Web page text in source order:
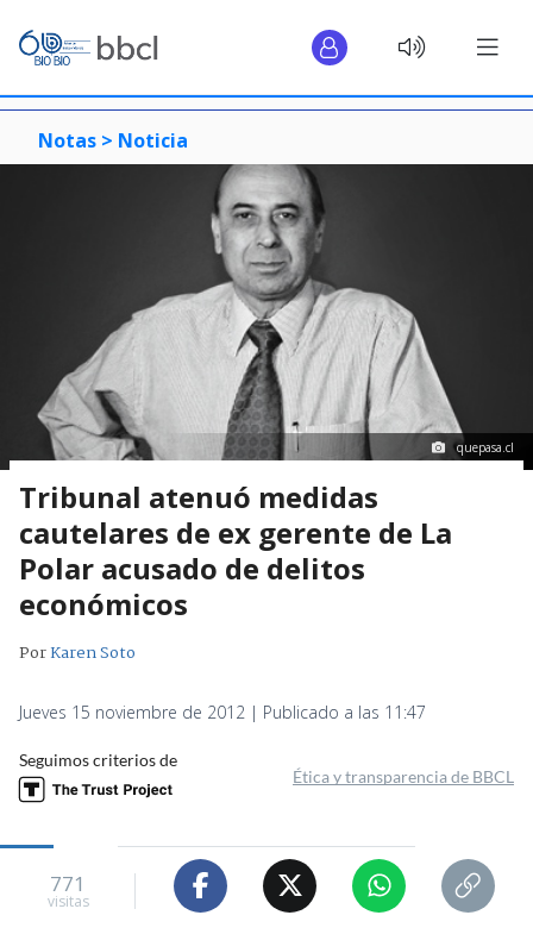
Notas > Noticia
quepasa.cl
Tribunal atenuó medidas
cautelares de ex gerente de La
Polar acusado de delitos
económicos
PorKaren Soto
Jueves 15 noviembre de 2012 | Publicado a las 11:47
Seguimos criterios de
Ética y transparencia de BBCL
771
visitas